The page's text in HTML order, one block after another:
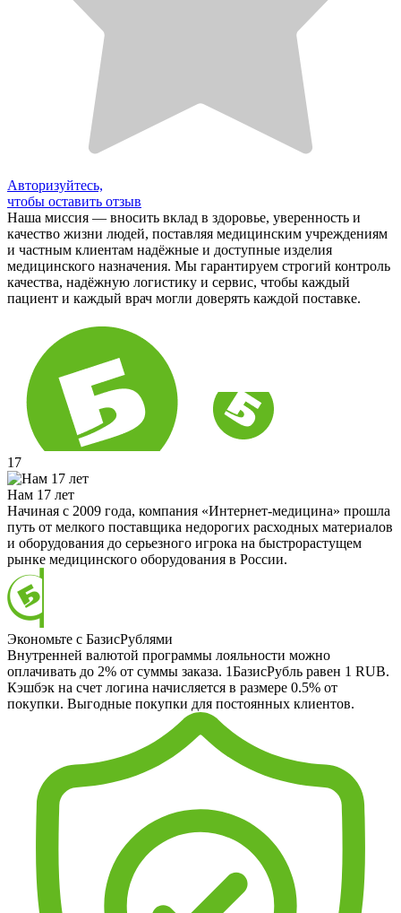
Авторизуйтесь,
чтобы оставить отзыв
Наша миссия — вносить вклад в здоровье, уверенность и
качество жизни людей, поставляя медицинским учреждениям
и частным клиентам надёжные и доступные изделия
медицинского назначения. Мы гарантируем строгий контроль
качества, надёжную логистику и сервис, чтобы каждый
пациент и каждый врач могли доверять каждой поставке.
17
Нам 17 лет
Начиная с 2009 года, компания «Интернет-медицина» прошла
путь от мелкого поставщика недорогих расходных материалов
и оборудования до серьезного игрока на быстрорастущем
рынке медицинского оборудования в России.
Экономьте с БазисРублями
Внутренней валютой программы лояльности можно
оплачивать до 2% от суммы заказа. 1БазисРубль равен 1 RUB.
Кэшбэк на счет логина начисляется в размере 0.5% от
покупки. Выгодные покупки для постоянных клиентов.